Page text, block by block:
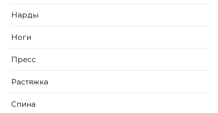
Нарды
Ноги
Пресс
Растяжка
Спина